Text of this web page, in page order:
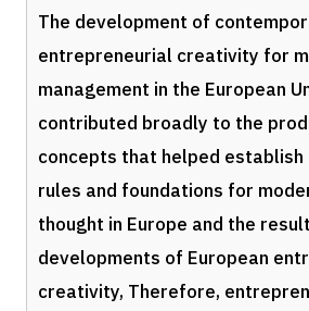
The development of
entrepreneurial creativity for
management in the European
contributed broadly to the
concepts that helped
rules and foundations for
thought in Europe and the
developments of European
creativity, Therefore,